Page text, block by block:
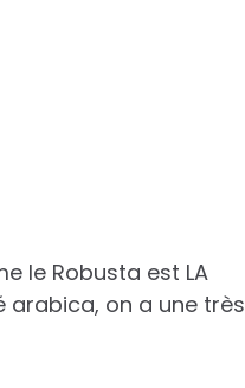
le Robusta est LA
arabica, on a une très